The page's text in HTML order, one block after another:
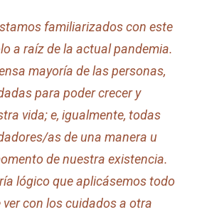
familiarizados con este
a raíz de la actual pandemia.
mayoría de las personas,
para poder crecer y
vida; e, igualmente, todas
as de una manera u
de nuestra existencia.
lógico que aplicásemos todo
ver con los cuidados a otra